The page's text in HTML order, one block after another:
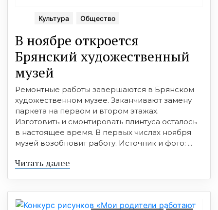
Культура Общество
В ноябре откроется
Брянский художественный
музей
Ремонтные работы завершаются в Брянском
художественном музее. Заканчивают замену
паркета на первом и втором этажах.
Изготовить и смонтировать плинтуса осталось
в настоящее время. В первых числах ноября
музей возобновит работу. Источник и фото: ...
Читать далее